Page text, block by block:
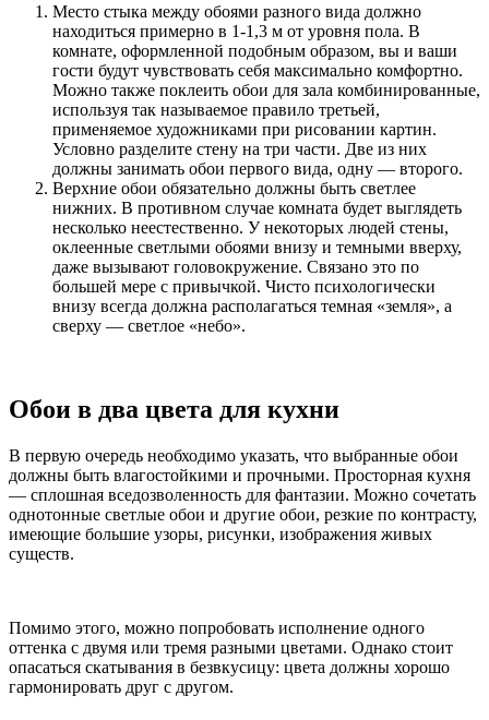
Место стыка между обоями разного вида должно
находиться примерно в 1-1,3 м от уровня пола. В
комнате, оформленной подобным образом, вы и ваши
гости будут чувствовать себя максимально комфортно.
Можно также поклеить обои для зала комбинированные,
используя так называемое правило третьей,
применяемое художниками при рисовании картин.
Условно разделите стену на три части. Две из них
должны занимать обои первого вида, одну — второго.
Верхние обои обязательно должны быть светлее
нижних. В противном случае комната будет выглядеть
несколько неестественно. У некоторых людей стены,
оклеенные светлыми обоями внизу и темными вверху,
даже вызывают головокружение. Связано это по
большей мере с привычкой. Чисто психологически
внизу всегда должна располагаться темная «земля», а
сверху — светлое «небо».
Обои в два цвета для кухни
В первую очередь необходимо указать, что выбранные обои
должны быть влагостойкими и прочными. Просторная кухня
— сплошная вседозволенность для фантазии. Можно сочетать
однотонные светлые обои и другие обои, резкие по контрасту,
имеющие большие узоры, рисунки, изображения живых
существ.
Помимо этого, можно попробовать исполнение одного
оттенка с двумя или тремя разными цветами. Однако стоит
опасаться скатывания в безвкусицу: цвета должны хорошо
гармонировать друг с другом.